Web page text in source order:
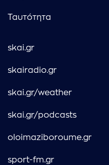
Ταυτότητα
skai.gr
skairadio.gr
skai.gr/weather
skai.gr/podcasts
oloimaziboroume.gr
sport-fm.gr